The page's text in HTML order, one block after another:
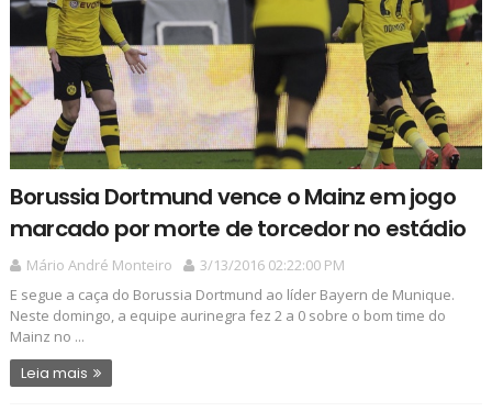
Borussia Dortmund vence o Mainz em jogo
marcado por morte de torcedor no estádio
Mário André Monteiro
3/13/2016 02:22:00 PM
E segue a caça do Borussia Dortmund ao líder Bayern de Munique.
Neste domingo, a equipe aurinegra fez 2 a 0 sobre o bom time do
Mainz no ...
Leia mais